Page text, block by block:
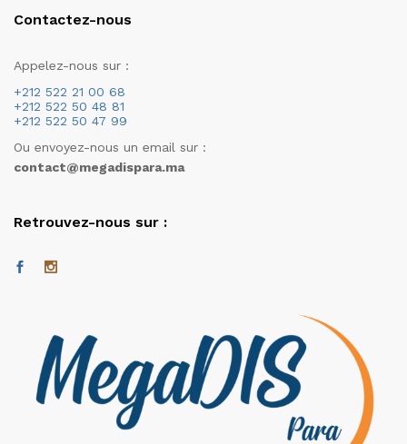
Contactez-nous
Appelez-nous sur :
+212 522 21 00 68
+212 522 50 48 81
+212 522 50 47 99
Ou envoyez-nous un email sur :
contact@megadispara.ma
Retrouvez-nous sur :